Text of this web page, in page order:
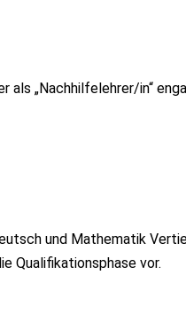
„Nachhilfelehrer/in“
und Mathematik
Qualifikationsphase vor.